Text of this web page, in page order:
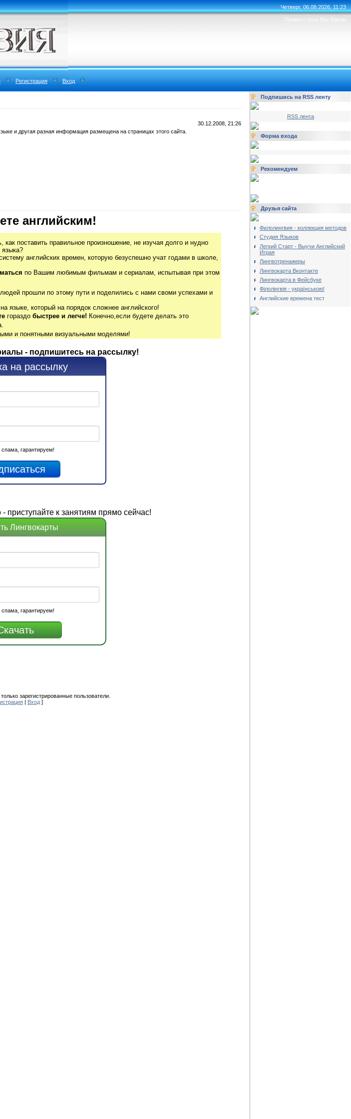
Четверг, 06.08.2026, 11:23
Приветствую Вас Гость
Регистрация Вход
30.12.2008, 21:26
и другая разная информация размещена на страницах этого сайта.
английским!
как поставить правильное произношение, не изучая долго и нудно
английских времен, которую безуспешно учат годами в школе,
по Вашим любимым фильмам и сериалам, испытывая при этом
прошли по этому пути и поделились с нами своми успехами и
языке, который на порядок сложнее английского!
гораздо быстрее и легче! Конечно,если будете делать это
и понятными визуальными моделями!
- подпишитесь на рассылку!
на рассылку
спама, гарантируем!
приступайте к занятиям прямо сейчас!
Лингвокарты
спама, гарантируем!
зарегистрированные пользователи.
| Вход ]
Подпишись на RSS ленту
RSS лента
Форма входа
Рекомендуем
Друзья сайта
Филолингвия - коллекция методов
Студия Языков
Легкий Старт - Выучи Английский
Играя
Лингвотренажеры
Лингвокарта Вконтакте
Лингвокарта в Фейсбуке
Філолінгвія - українською!
Английские времена тест